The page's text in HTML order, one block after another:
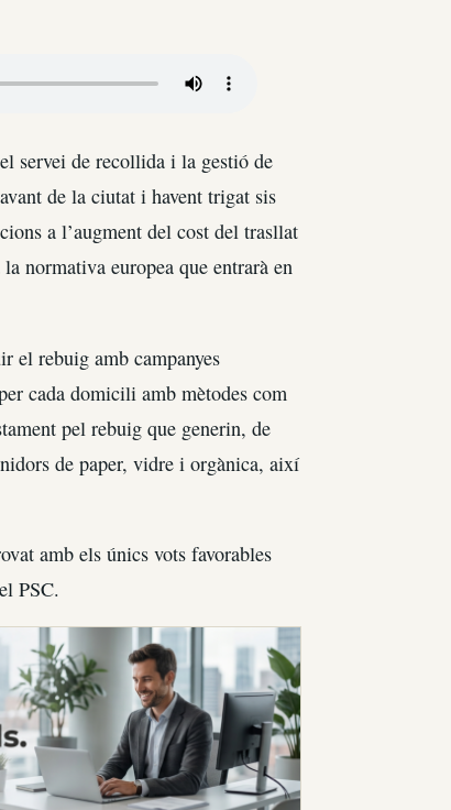
servei de recollida i la gestió de
de la ciutat i havent trigat sis
a l’augment del cost del trasllat
normativa europea que entrarà en
el rebuig amb campanyes
cada domicili amb mètodes com
pel rebuig que generin, de
de paper, vidre i orgànica, així
amb els únics vots favorables
PSC.